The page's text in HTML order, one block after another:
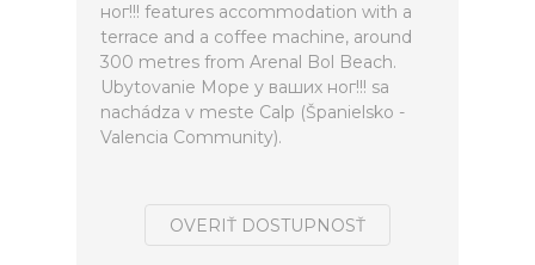
ног!!! features accommodation with a
terrace and a coffee machine, around
300 metres from Arenal Bol Beach.
Ubytovanie Море у ваших ног!!! sa
nachádza v meste Calp (Španielsko -
Valencia Community).
OVERIŤ DOSTUPNOSŤ